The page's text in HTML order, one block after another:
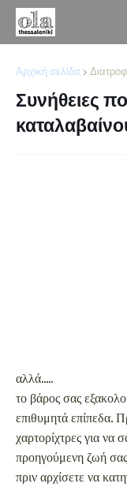
Αρχική σελίδα
Συνήθειες
Τηρείτε
το βάρος σας
επιθυμητά επίπεδα.
χαρτορίχτρες για
προηγούμενη ζωή
πριν αρχίσετε να
σας κληρονόμησε,
είχατε υποψιαστεί
Πίνετε χυμούς του
Μπορεί να
βιταμινών, στην